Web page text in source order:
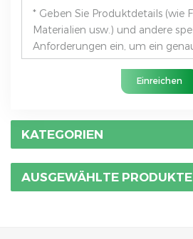
Einreichen
KATEGORIEN
AUSGEWÄHLTE PRODUKTE